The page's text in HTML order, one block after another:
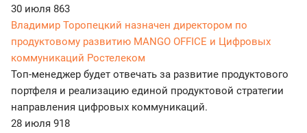
30 июля 863
Владимир Торопецкий назначен директором по
продуктовому развитию MANGO OFFICE и Цифровых
коммуникаций Ростелеком
Топ-менеджер будет отвечать за развитие продуктового
портфеля и реализацию единой продуктовой стратегии
направления цифровых коммуникаций.
28 июля 918